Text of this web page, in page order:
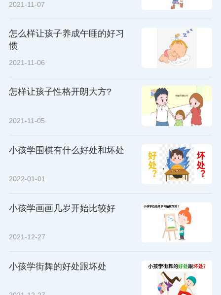
2021-11-07
怎么样让孩子养成午睡的好习
惯
2021-11-06
怎样让孩子性格开朗大方?
2021-11-05
小孩学围棋有什么好处和坏处
2022-01-01
小孩学画画几岁开始比较好
2021-12-27
小孩学街舞的好处跟坏处